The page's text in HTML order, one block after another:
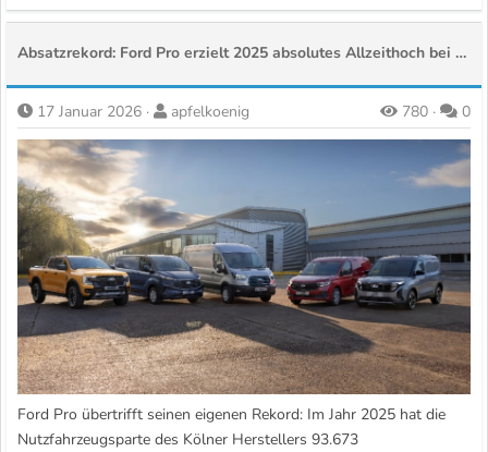
Während die komplexen Bedingungen der neuen staatlichen E-
Auto-Prämie des Bundesministeriums für Umwelt, Klimaschutz,
Naturschutz und nukleare Sicherheit (BMUKN) noch diskutiert
werden, schafft Ford Fakten. Mit der Botschaft „Einfachheit statt
Komplexität“ schickt der Automobilhersteller ein klares Signal in
den Markt: Unabhängig von Einkommen oder Familiengröße
garantiert Ford ab sofort einen Bonus von...
Absatzrekord: Ford Pro erzielt 2025 absolutes Allzeithoch bei Neuzulassungen in Deutschland
17 Januar 2026 apfelkoenig 780 0
Ford Pro übertrifft seinen eigenen Rekord: Im Jahr 2025 hat die
Nutzfahrzeugsparte des Kölner Herstellers 93.673